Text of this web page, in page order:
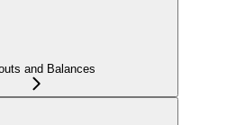
and Balances